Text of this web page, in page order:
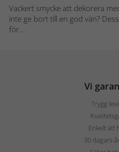
Vackert smycke att dekorera
inte ge bort till en god vän?
för...
Vi
Trygg
Enkelt att
30 dagars